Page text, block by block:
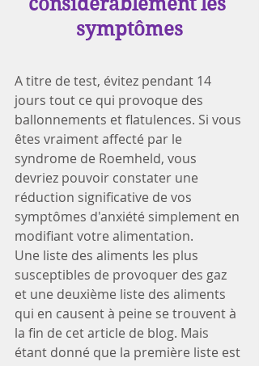
symptômes
A titre de test, évitez pendant 14
jours tout ce qui provoque des
ballonnements et flatulences. Si vous
êtes vraiment affecté par le
syndrome de Roemheld, vous
devriez pouvoir constater une
réduction significative de vos
symptômes d'anxiété simplement en
modifiant votre alimentation.
Une liste des aliments les plus
susceptibles de provoquer des gaz
et une deuxième liste des aliments
qui en causent à peine se trouvent à
la fin de cet article de blog. Mais
étant donné que la première liste est